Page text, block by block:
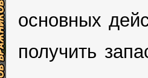
основных
получить